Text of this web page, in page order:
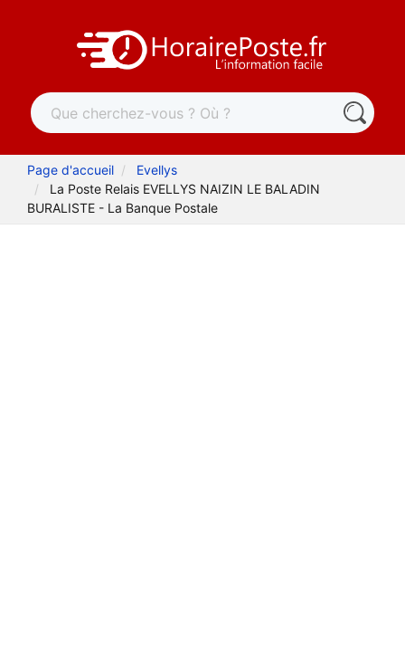
Page d'accueil
Evellys
La Poste Relais EVELLYS NAIZIN LE BALADIN
BURALISTE - La Banque Postale